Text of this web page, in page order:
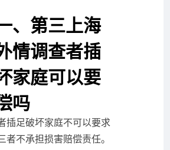
第三上海
情调查者插
家庭可以要
吗
足破坏家庭不可以要求
者不承担损害赔偿责任。